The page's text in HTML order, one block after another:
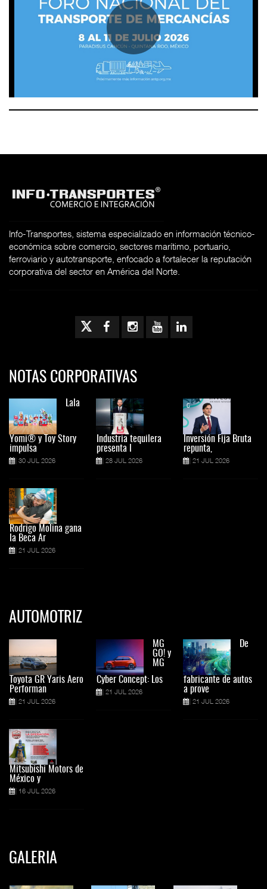
Info-Transportes, sistema especializado en información técnico-
económica sobre comercio, sectores marítimo, portuario,
ferroviario y autotransporte, enfocado a fortalecer la reputación
corporativa del sector en América del Norte.
NOTAS CORPORATIVAS
Lala
Yomi® y Toy Story
impulsa
30 JUL 2026
Rodrigo Molina gana
la Beca Ar
21 JUL 2026
Industria tequilera
presenta l
28 JUL 2026
Inversión Fija Bruta
repunta,
21 JUL 2026
AUTOMOTRIZ
Toyota GR Yaris Aero
Performan
21 JUL 2026
Mitsubishi Motors de
México y
16 JUL 2026
MG
GO! y
MG
Cyber Concept: Los
21 JUL 2026
De
fabricante de autos
a prove
21 JUL 2026
GALERIA